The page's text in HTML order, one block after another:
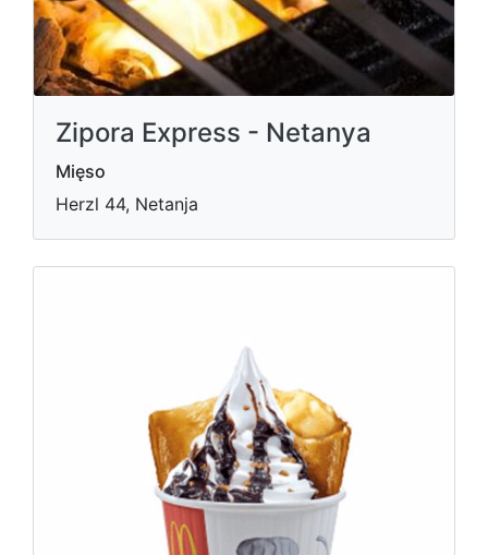
Zipora Express - Netanya
Mięso
Herzl 44, Netanja